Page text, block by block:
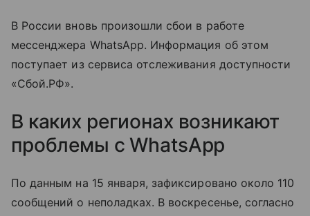
В России вновь произошли сбои в работе
мессенджера WhatsApp. Информация об этом
поступает из сервиса отслеживания доступности
«Сбой.РФ».
В каких регионах возникают
проблемы с WhatsApp
По данным на 15 января, зафиксировано около 110
сообщений о неполадках. В воскресенье, согласно